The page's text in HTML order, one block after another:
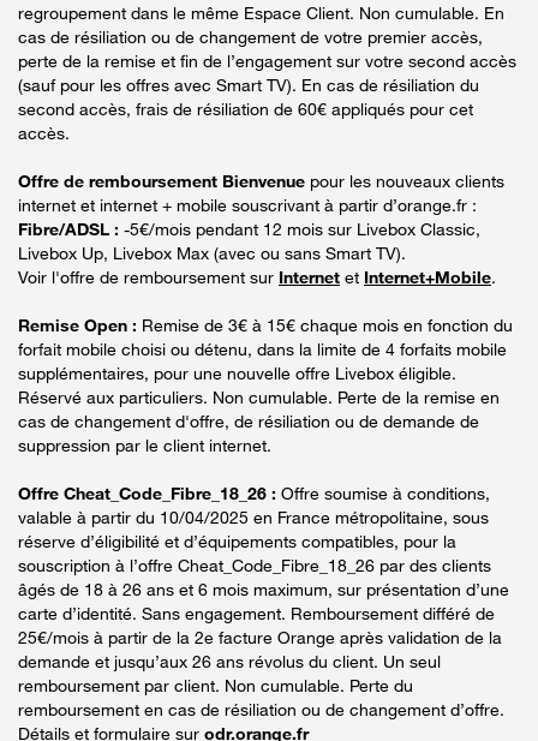
regroupement dans le même Espace Client. Non cumulable. En
cas de résiliation ou de changement de votre premier accès,
perte de la remise et fin de l’engagement sur votre second accès
(sauf pour les offres avec Smart TV). En cas de résiliation du
second accès, frais de résiliation de 60€ appliqués pour cet
accès.
Offre de remboursement Bienvenue pour les nouveaux clients
internet et internet + mobile souscrivant à partir d’orange.fr :
Fibre/ADSL : -5€/mois pendant 12 mois sur Livebox Classic,
Livebox Up, Livebox Max (avec ou sans Smart TV).
Voir l'offre de remboursement sur Internet et Internet+Mobile.
Remise Open : Remise de 3€ à 15€ chaque mois en fonction du
forfait mobile choisi ou détenu, dans la limite de 4 forfaits mobile
supplémentaires, pour une nouvelle offre Livebox éligible.
Réservé aux particuliers. Non cumulable. Perte de la remise en
cas de changement d'offre, de résiliation ou de demande de
suppression par le client internet.
Offre Cheat_Code_Fibre_18_26 : Offre soumise à conditions,
valable à partir du 10/04/2025 en France métropolitaine, sous
réserve d’éligibilité et d’équipements compatibles, pour la
souscription à l’offre Cheat_Code_Fibre_18_26 par des clients
âgés de 18 à 26 ans et 6 mois maximum, sur présentation d’une
carte d’identité. Sans engagement. Remboursement différé de
25€/mois à partir de la 2e facture Orange après validation de la
demande et jusqu’aux 26 ans révolus du client. Un seul
remboursement par client. Non cumulable. Perte du
remboursement en cas de résiliation ou de changement d’offre.
Détails et formulaire sur odr.orange.fr